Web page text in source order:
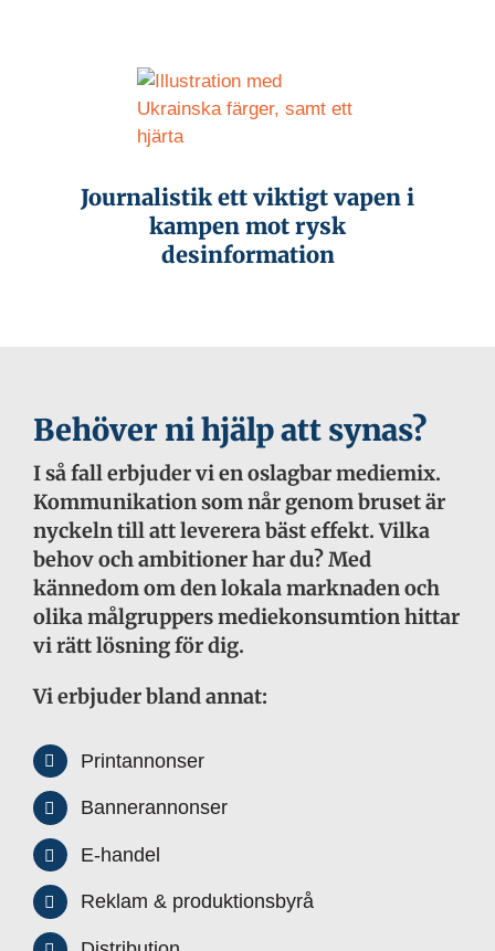
Journalistik ett viktigt vapen i
kampen mot rysk
desinformation
Behöver ni hjälp att synas?
I så fall erbjuder vi en oslagbar mediemix.
Kommunikation som når genom bruset är
nyckeln till att leverera bäst effekt. Vilka
behov och ambitioner har du? Med
kännedom om den lokala marknaden och
olika målgruppers mediekonsumtion hittar
vi rätt lösning för dig.
Vi erbjuder bland annat:
Printannonser
Bannerannonser
E-handel
Reklam & produktionsbyrå